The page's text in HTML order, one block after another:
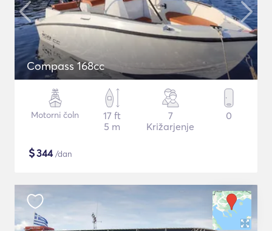
Compass 168cc
Motorni čoln
17 ft
5 m
7
Križarjenje
0
$344/dan